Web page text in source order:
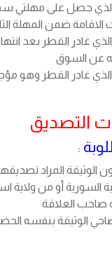
الذي حصل على مهلتي
الاقامة ضمن المهلة
غادر القطر بعد
عن السوق
الذي غادر القطر وهو
:
الوثيقة المراد
السورية أو من ولاية
صاحب العلاقة
الوثيقة بنفسه